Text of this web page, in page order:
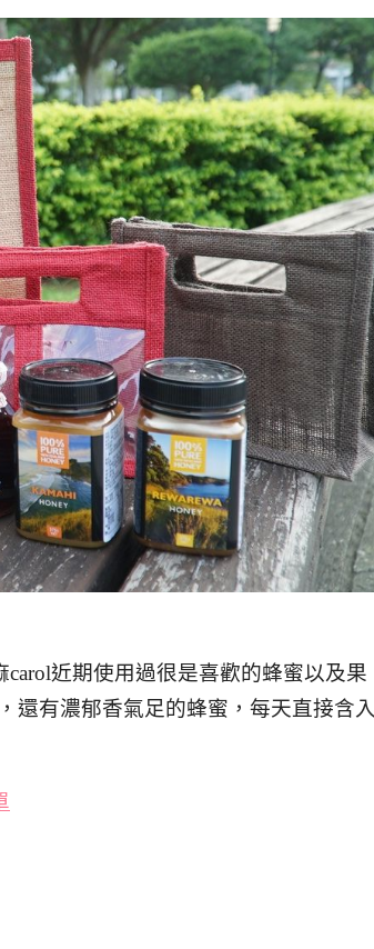
近期使用過很是喜歡的蜂蜜以及果
還有濃郁香氣足的蜂蜜，每天直接含入